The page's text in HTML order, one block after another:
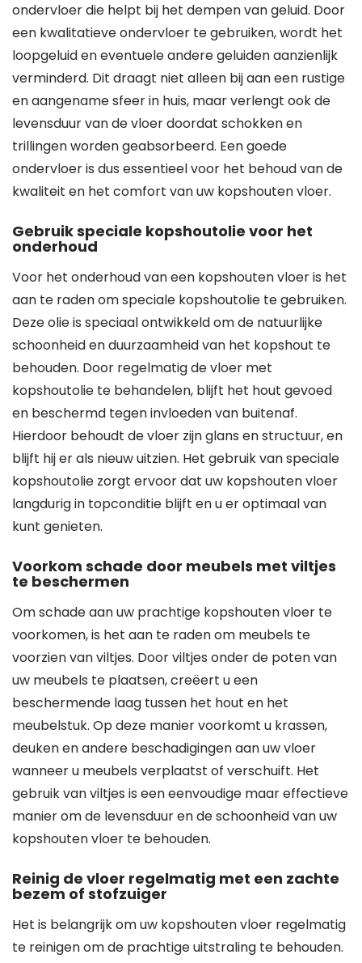
ondervloer die helpt bij het dempen van geluid. Door
een kwalitatieve ondervloer te gebruiken, wordt het
loopgeluid en eventuele andere geluiden aanzienlijk
verminderd. Dit draagt niet alleen bij aan een rustige
en aangename sfeer in huis, maar verlengt ook de
levensduur van de vloer doordat schokken en
trillingen worden geabsorbeerd. Een goede
ondervloer is dus essentieel voor het behoud van de
kwaliteit en het comfort van uw kopshouten vloer.
Gebruik speciale kopshoutolie voor het
onderhoud
Voor het onderhoud van een kopshouten vloer is het
aan te raden om speciale kopshoutolie te gebruiken.
Deze olie is speciaal ontwikkeld om de natuurlijke
schoonheid en duurzaamheid van het kopshout te
behouden. Door regelmatig de vloer met
kopshoutolie te behandelen, blijft het hout gevoed
en beschermd tegen invloeden van buitenaf.
Hierdoor behoudt de vloer zijn glans en structuur, en
blijft hij er als nieuw uitzien. Het gebruik van speciale
kopshoutolie zorgt ervoor dat uw kopshouten vloer
langdurig in topconditie blijft en u er optimaal van
kunt genieten.
Voorkom schade door meubels met viltjes
te beschermen
Om schade aan uw prachtige kopshouten vloer te
voorkomen, is het aan te raden om meubels te
voorzien van viltjes. Door viltjes onder de poten van
uw meubels te plaatsen, creëert u een
beschermende laag tussen het hout en het
meubelstuk. Op deze manier voorkomt u krassen,
deuken en andere beschadigingen aan uw vloer
wanneer u meubels verplaatst of verschuift. Het
gebruik van viltjes is een eenvoudige maar effectieve
manier om de levensduur en de schoonheid van uw
kopshouten vloer te behouden.
Reinig de vloer regelmatig met een zachte
bezem of stofzuiger
Het is belangrijk om uw kopshouten vloer regelmatig
te reinigen om de prachtige uitstraling te behouden.